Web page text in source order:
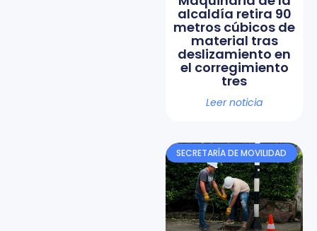
alcaldía retira 90
metros cúbicos de
material tras
deslizamiento en
el corregimiento
tres
Leer noticia
SECRETARÍA DE MOVILIDAD